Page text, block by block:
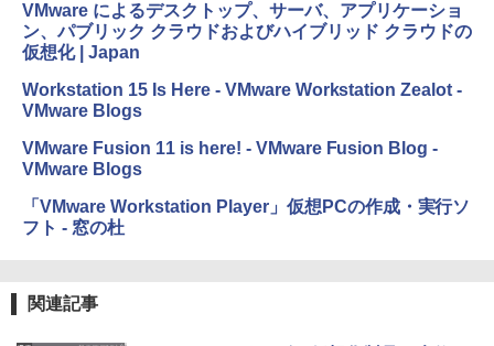
￥1,292
ェクトリストと最新エミュレータ紹介
Amazon Kindle Colorsoft | 16GBストレ
テリー、広告無し、ブラック (2025年発
￥31,980
New Amazon Kindle Scribe Colorsoft |
VMware によるデスクトップ、サーバ、アプリケーショ
ン、パブリック クラウドおよびハイブリッド クラウドの
仮想化 | Japan
Workstation 15 Is Here - VMware Workstation Zealot -
VMware Blogs
VMware Fusion 11 is here! - VMware Fusion Blog -
VMware Blogs
「VMware Workstation Player」仮想PCの作成・実行ソ
フト - 窓の杜
関連記事